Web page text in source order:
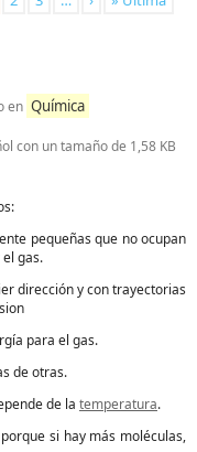
en Química
con un tamaño de 1,58 KB
pequeñas que no ocupan
gas.
dirección y con trayectorias
para el gas.
de otras.
de la temperatura.
si hay más moléculas,